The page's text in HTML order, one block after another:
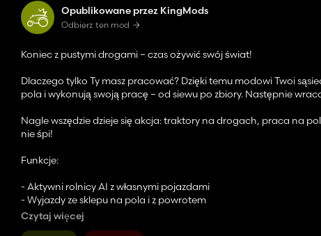
Opublikowane przez KingMods
Odbierz ten mod
Koniec z pustymi drogami – czas ożywić swój świat!
Dlaczego tylko Ty masz pracować? Dzięki temu modowi Twoi
pola i wykonują swoją pracę – od siewu po zbiory. Następnie
Nagle wszędzie dzieje się akcja: traktory na drogach, praca na
nie śpi!
Funkcje:
- Aktywni rolnicy AI z własnymi pojazdami
- Wyjazdy ze sklepu na pola i z powrotem
- Widoczna praca w terenie
- Większy ruch i żywsza mapa
Czytaj więcej